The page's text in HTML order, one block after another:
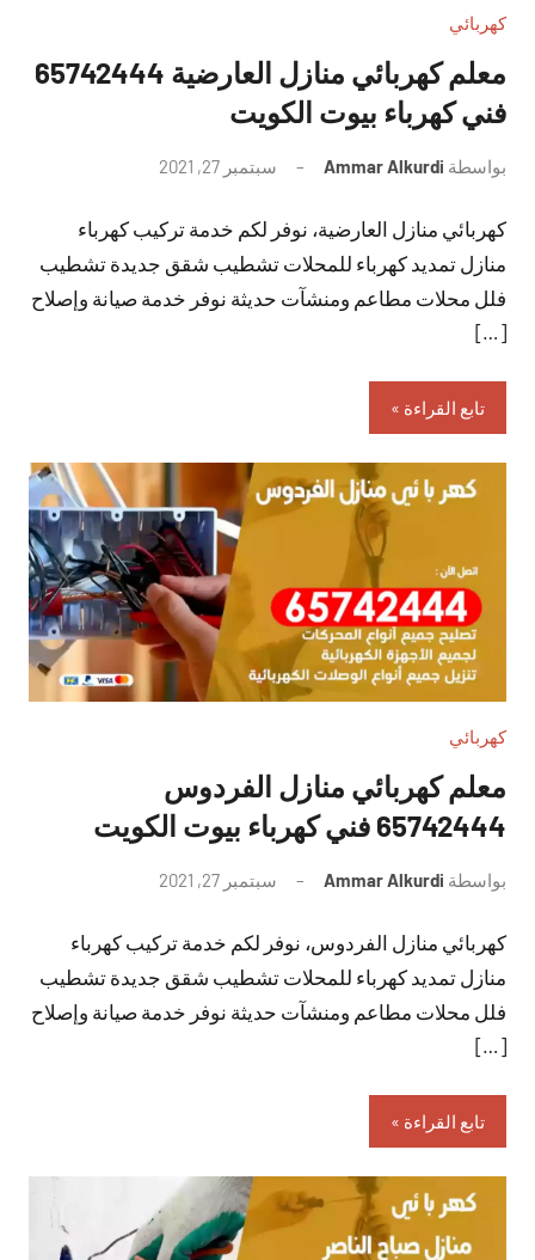
كهربائي
معلم كهربائي منازل العارضية 65742444
فني كهرباء بيوت الكويت
بواسطة Ammar Alkurdi سبتمبر 27, 2021
تعليقات
كهربائي منازل العارضية، نوفر لكم خدمة تركيب كهرباء
منازل تمديد كهرباء للمحلات تشطيب شقق جديدة تشطيب
فلل محلات مطاعم ومنشآت حديثة نوفر خدمة صيانة وإصلاح
[…]
تابع القراءة
كهربائي
معلم كهربائي منازل الفردوس
65742444 فني كهرباء بيوت الكويت
بواسطة Ammar Alkurdi سبتمبر 27, 2021
تعليقات
كهربائي منازل الفردوس، نوفر لكم خدمة تركيب كهرباء
منازل تمديد كهرباء للمحلات تشطيب شقق جديدة تشطيب
فلل محلات مطاعم ومنشآت حديثة نوفر خدمة صيانة وإصلاح
[…]
تابع القراءة